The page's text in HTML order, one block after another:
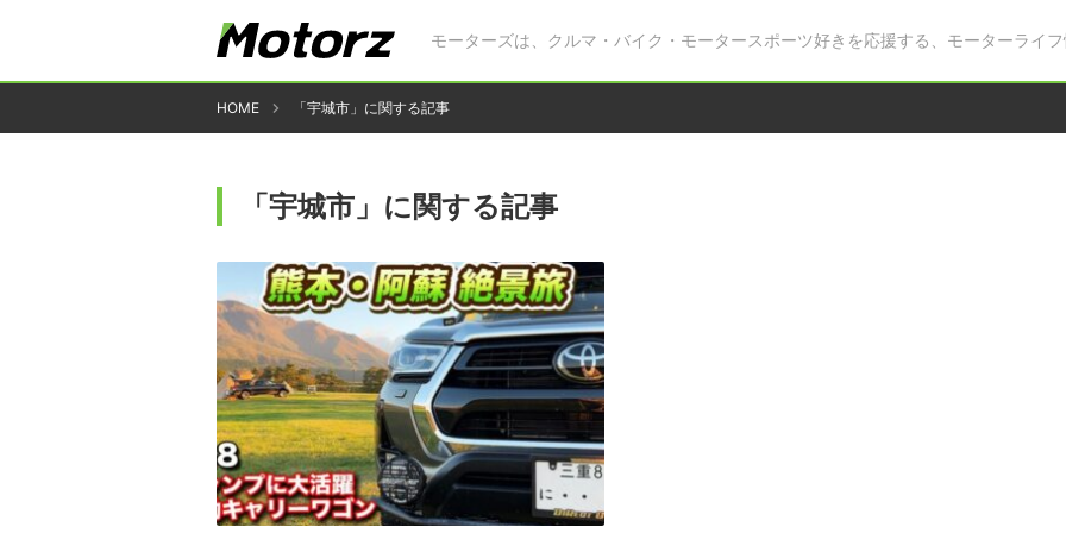
モーターズは、クルマ・バイク・モータースポーツ好きを応援する、モーターライフ
HOME 「宇城市」に関する記事
「宇城市」に関する記事